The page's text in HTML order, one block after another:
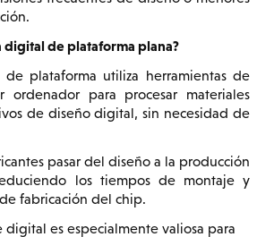
digital de plataforma plana?
plataforma utiliza herramientas de
ordenador para procesar materiales
de diseño digital, sin necesidad de
pasar del diseño a la producción
los tiempos de montaje y
fabricación del chip.
es especialmente valiosa para